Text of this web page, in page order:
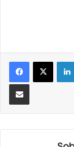
Partilhar Via Email